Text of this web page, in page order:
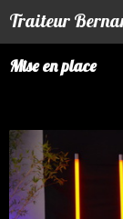
Traiteur
Mise en place
Panneau de gestion